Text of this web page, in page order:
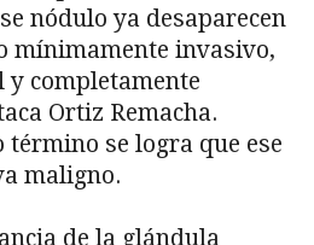
nódulo ya desaparecen
mínimamente invasivo,
y completamente
Ortiz Remacha.
se logra que ese
maligno.
de la glándula